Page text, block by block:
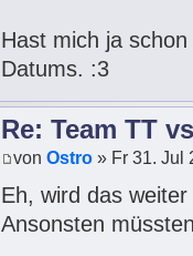
Hast mich ja
Datums. :3
Re: Team TT
vonOstro » Fr 31. Jul
Eh, wird das
Ansonsten